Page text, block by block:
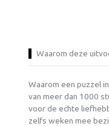
Waarom deze
Waarom een puzzel
van meer dan 1000
voor de echte
zelfs weken mee